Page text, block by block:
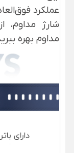
عملکرد
شارژ مداوم،
مداوم بهره